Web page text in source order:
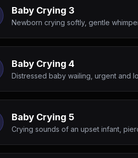
Baby Crying 3
Newborn crying softly, gentle
Baby Crying 4
Distressed baby wailing, urgent and
Baby Crying 5
Crying sounds of an upset infant,